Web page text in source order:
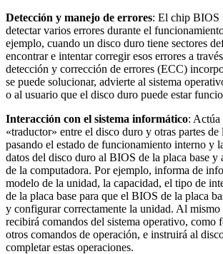
Detección y manejo de errores: El chip BIOS
detectar varios errores durante el
ejemplo, cuando un disco duro tiene sectores
encontrar e intentar corregir esos errores a
detección y corrección de errores (ECC)
se puede solucionar, advierte al sistema
o al usuario que el disco duro puede estar
Interacción con el sistema informático: Actúa
«traductor» entre el disco duro y otras partes de
pasando el estado de funcionamiento interno y
datos del disco duro al BIOS de la placa base y
de la computadora. Por ejemplo, informa de
modelo de la unidad, la capacidad, el tipo de
de la placa base para que el BIOS de la placa
y configurar correctamente la unidad. Al mismo
recibirá comandos del sistema operativo, como
otros comandos de operación, e instruirá al
completar estas operaciones.